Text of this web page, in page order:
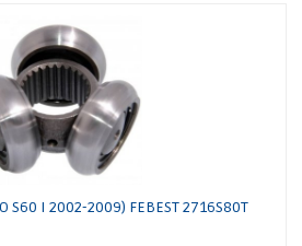
S60 I 2002-2009) FEBEST 2716S80T